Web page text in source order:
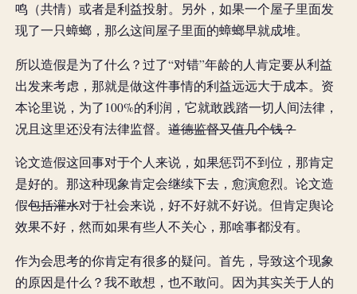
鸣（共情）或者是利益投射。另外，如果一个屋子里面发
现了一只蟑螂，那么这间屋子里面的蟑螂早就成堆。
所以造假是为了什么？过了“对错”年龄的人肯定要从利益
出发来考虑，那就是做这件事情的利益远远大于成本。资
本论里说，为了100%的利润，它就敢践踏一切人间法律，
况且这里还没有法律监督。道德监督又值几个钱？
论文造假这回事对于个人来说，如果惩罚不到位，那肯定
是好的。那这种现象肯定会继续下去，愈演愈烈。论文造
假包括灌水对于社会来说，好不好就不好说。但肯定舆论
效果不好，然而如果有些人不关心，那啥事都没有。
作为会思考的你肯定有很多的疑问。首先，导致这个现象
的原因是什么？我不敢想，也不敢问。因为其实关于人的